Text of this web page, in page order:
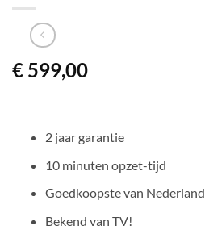
€ 599,00
2 jaar garantie
10 minuten opzet-tijd
Goedkoopste van Nederland
Bekend van TV!